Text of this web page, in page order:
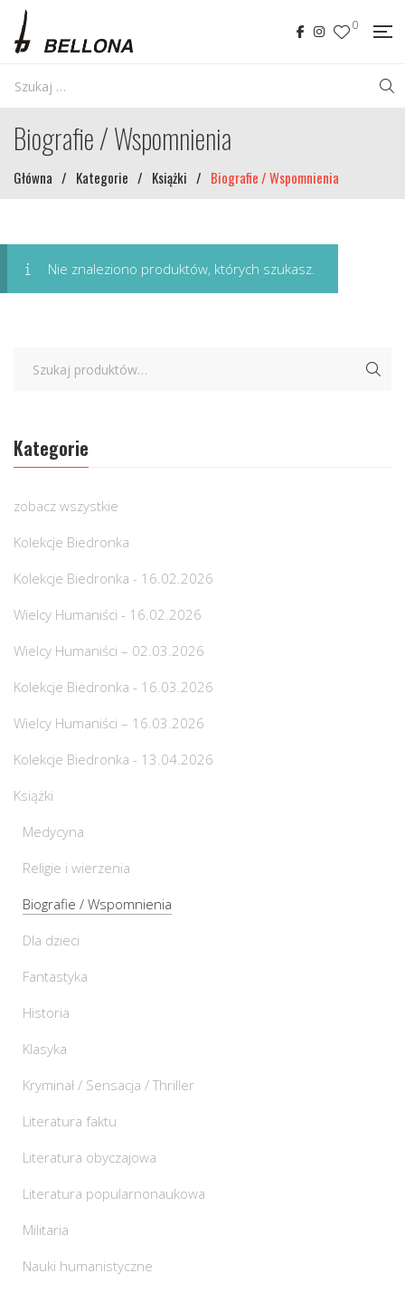
0
Biografie / Wspomnienia
Główna / Kategorie / Książki / Biografie / Wspomnienia
Nie znaleziono produktów, których szukasz.
Kategorie
zobacz wszystkie
Kolekcje Biedronka
Kolekcje Biedronka - 16.02.2026
Wielcy Humaniści - 16.02.2026
Wielcy Humaniści – 02.03.2026
Kolekcje Biedronka - 16.03.2026
Wielcy Humaniści – 16.03.2026
Kolekcje Biedronka - 13.04.2026
Książki
Medycyna
Religie i wierzenia
Biografie / Wspomnienia
Dla dzieci
Fantastyka
Historia
Klasyka
Kryminał / Sensacja / Thriller
Literatura faktu
Literatura obyczajowa
Literatura popularnonaukowa
Militaria
Nauki humanistyczne